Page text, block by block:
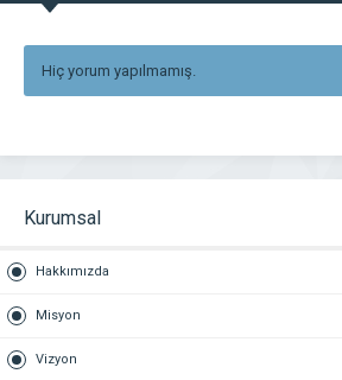
Hiç yorum yapılmamış.
Kurumsal
Hakkımızda
Misyon
Vizyon